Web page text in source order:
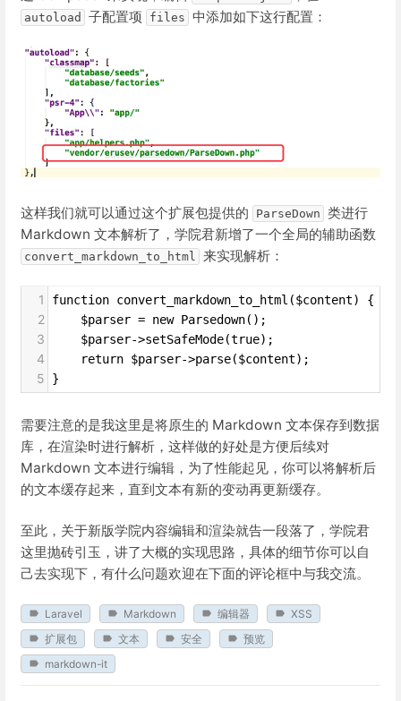
autoload 子配置项 files 中添加如下这行配置：
这样我们就可以通过这个扩展包提供的 ParseDown 类进行
Markdown 文本解析了，学院君新增了一个全局的辅助函数
convert_markdown_to_html 来实现解析：
1 function convert_markdown_to_html($content) {
2
    $parser = new Parsedown();
3
    $parser->setSafeMode(true);
4
    return $parser->parse($content);
5 }
需要注意的是我这里是将原生的 Markdown 文本保存到数据
库，在渲染时进行解析，这样做的好处是方便后续对
Markdown 文本进行编辑，为了性能起见，你可以将解析后
的文本缓存起来，直到文本有新的变动再更新缓存。
至此，关于新版学院内容编辑和渲染就告一段落了，学院君
这里抛砖引玉，讲了大概的实现思路，具体的细节你可以自
己去实现下，有什么问题欢迎在下面的评论框中与我交流。
Laravel Markdown 编辑器
XSS
扩展包
文本 安全
预览
markdown-it